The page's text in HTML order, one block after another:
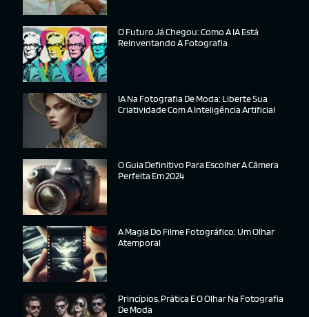
O Futuro Já Chegou: Como A IA Está
Reinventando A Fotografia
IA Na Fotografia De Moda: Liberte Sua
Criatividade Com A Inteligência Artificial
O Guia Definitivo Para Escolher A Câmera
Perfeita Em 2024
A Magia Do Filme Fotográfico: Um Olhar
Atemporal
Princípios, Prática E O Olhar Na Fotografia
De Moda